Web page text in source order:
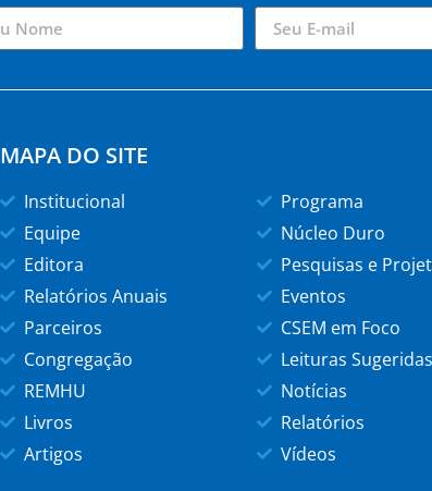
MAPA DO SITE
Institucional
Equipe
Editora
Relatórios Anuais
Parceiros
Congregação
REMHU
Livros
Artigos
Programa
Núcleo Duro
Pesquisas e
Eventos
CSEM em Foco
Leituras Sugeridas
Notícias
Relatórios
Vídeos